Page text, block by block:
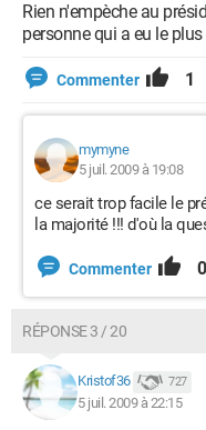
Rien n'empèche au
personne qui a eu le
Commenter 1
mymyne
5 juil. 2009 à 19:08
ce serait trop facile le
la majorité !!! d'où la
Commenter 0
RÉPONSE 3 / 20
Kristof36 727
5 juil. 2009 à 22:15